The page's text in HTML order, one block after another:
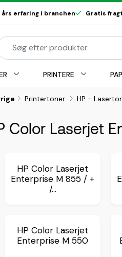
års erfaring i branchen Gratis
PRINTERE
Printertoner HP -
Color Laserjet
HP Color Laserjet
Enterprise M 855 / +
/...
HP Color Laserjet
Enterprise M 550